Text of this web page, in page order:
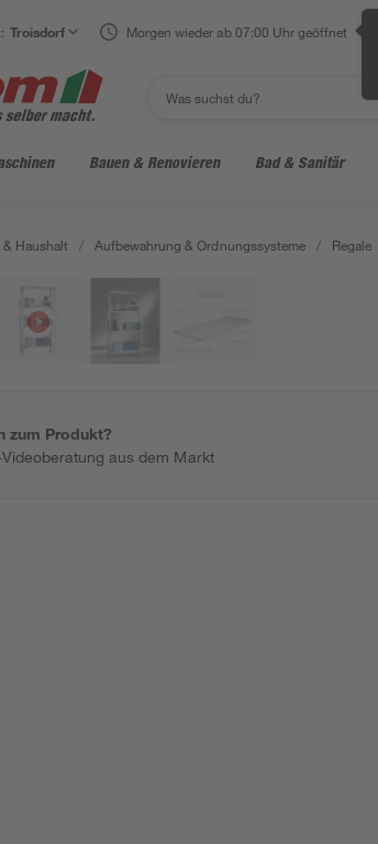
Troisdorf Morgen wieder ab 07:00 Uhr geöffnet
Bauen & Renovieren Bad & Sanitär
Haushalt / Aufbewahrung & Ordnungssysteme / Regale
zum Produkt?
Videoberatung aus dem Markt